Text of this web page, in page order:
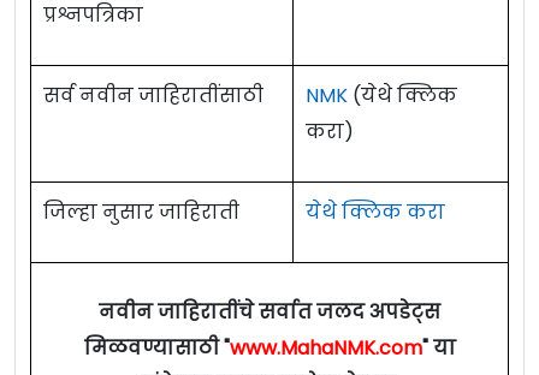
प्रश्नपत्रिका
सर्व नवीन जाहिरातींसाठी NMK (येथे क्लिक
करा)
जिल्हा नुसार जाहिराती येथे क्लिक करा
नवीन जाहिरातींचे सर्वात जलद अपडेट्स
मिळवण्यासाठी "www.MahaNMK.com" या